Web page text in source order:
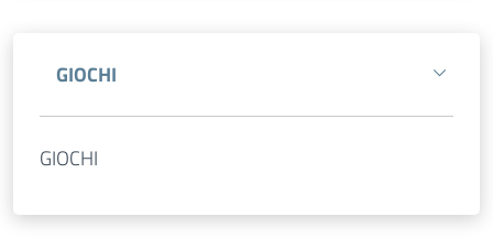
GIOCHI
GIOCHI